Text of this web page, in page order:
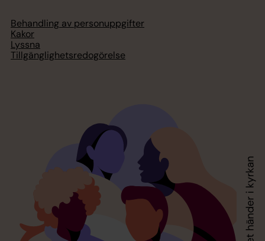
Behandling av personuppgifter
Kakor
Lyssna
Tillgänglighetsredogörelse